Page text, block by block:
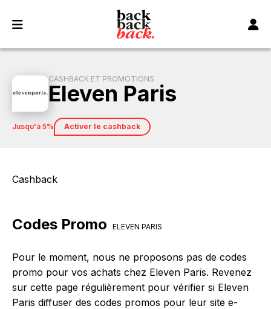
CASHBACK ET PROMOTIONS
Eleven Paris
jusqu'à 5% Activer le cashback
Cashback
Codes Promo ELEVEN PARIS
Pour le moment, nous ne proposons pas de codes
promo pour vos achats chez Eleven Paris. Revenez
sur cette page régulièrement pour vérifier si Eleven
Paris diffuser des codes promos pour leur site e-